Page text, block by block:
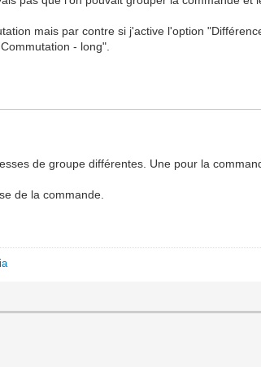
mais par contre si j'active l'option
- long".
de groupe différentes. Une pour la
de la commande.